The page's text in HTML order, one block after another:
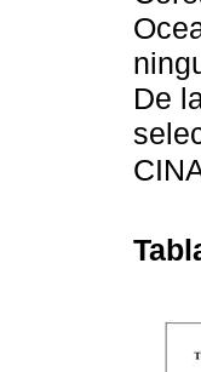
De